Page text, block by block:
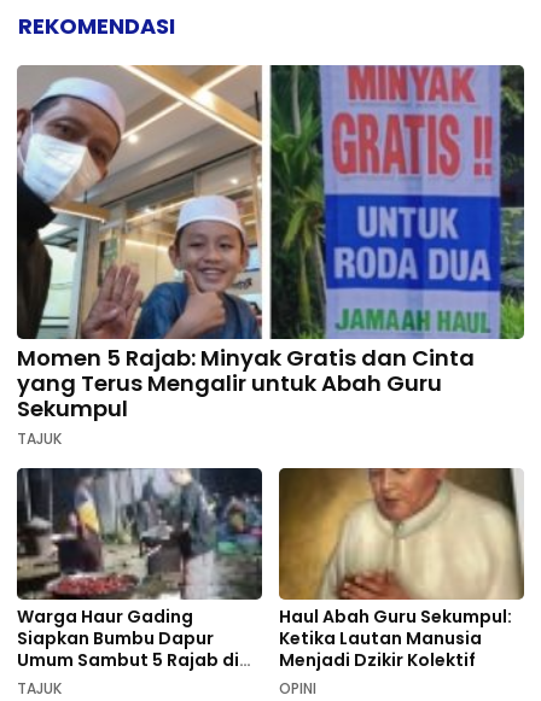
REKOMENDASI
Momen 5 Rajab: Minyak Gratis dan Cinta
yang Terus Mengalir untuk Abah Guru
Sekumpul
TAJUK
Warga Haur Gading
Siapkan Bumbu Dapur
Umum Sambut 5 Rajab di
Sekumpul
TAJUK
Haul Abah Guru Sekumpul:
Ketika Lautan Manusia
Menjadi Dzikir Kolektif
OPINI